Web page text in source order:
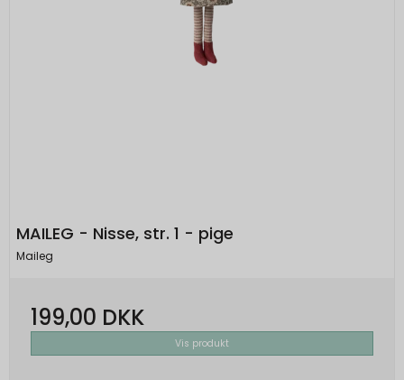
MAILEG - Nisse, str. 1 - pige
Maileg
199,00 DKK
Vis produkt